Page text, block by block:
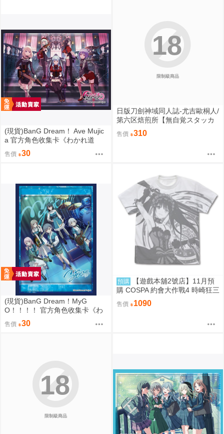
(現貨)BanG Dream！ Ave Mujic
a 官方角色收集卡《わかれ道
の、その先へ》（單售）
售價 30
限制級商品
18
日版刀劍神域同人誌-尤吉歐桐人/
第六区焙煎所【無自覚スタッカ
ート】
售價 310
(現貨)BanG Dream！MyG
O！！！！ 官方角色收集卡《わ
かれ道の、その先へ》（單售）
售價 30
預購
【遊戲本舖2號店】11月預
購 COSPA 約會大作戰4 時崎狂三
滿版印刷 T恤 0822
售價 1090
限制級商品
18